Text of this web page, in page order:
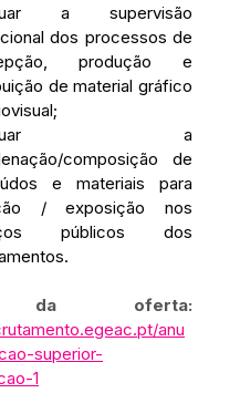
a supervisão
dos processos de
produção e
de material gráfico
a
composição de
e materiais para
/ exposição nos
públicos dos
anu
superior-
1